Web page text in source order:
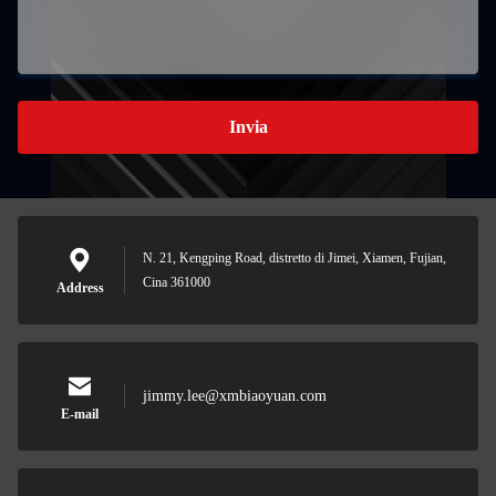
Invia
Address
N. 21, Kengping Road, distretto di Jimei, Xiamen, Fujian,
Cina 361000
E-mail
jimmy.lee@xmbiaoyuan.com